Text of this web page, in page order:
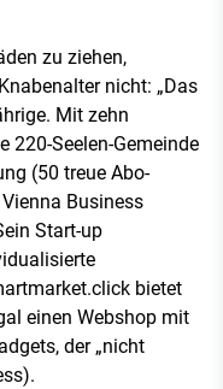
zu ziehen,
nicht: „Das
Mit zehn
220-Seelen-Gemeinde
(50 treue Abo-
Business
Start-up
bietet
einen Webshop mit
der „nicht